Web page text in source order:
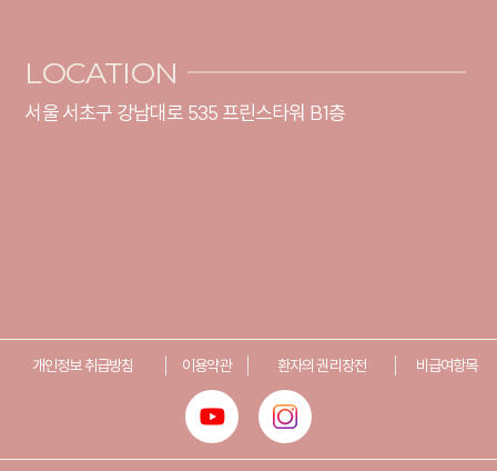
LOCATION
서울 서초구 강남대로 535 프린스타워 B1층
개인정보 취급방침 이용약관 환자의 권리장전 비급여항목